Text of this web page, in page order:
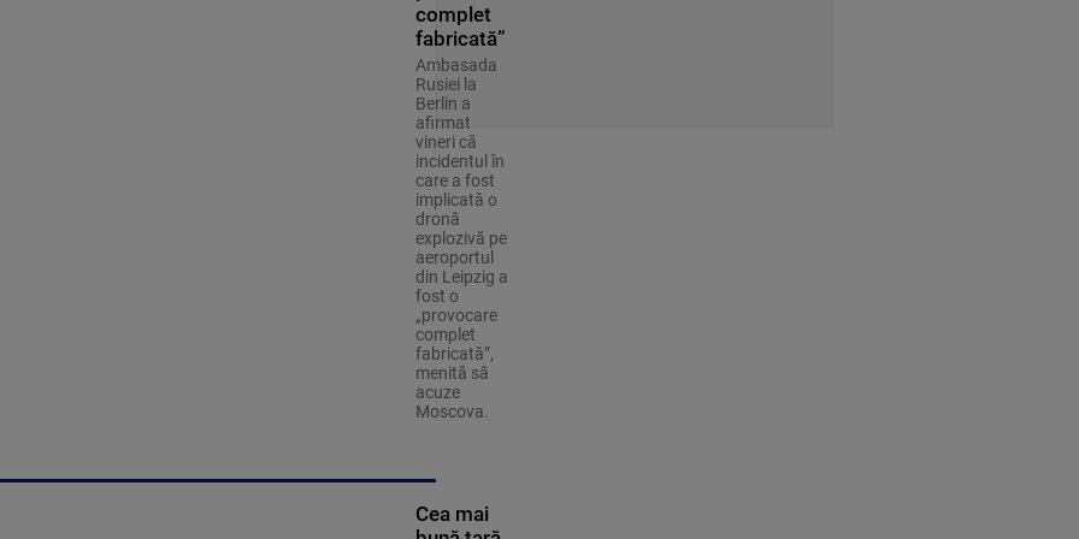
complet
fabricată”
Ambasada
Rusiei la
Berlin a
afirmat
vineri că
incidentul în
care a fost
implicată o
dronă
explozivă pe
aeroportul
din Leipzig a
fost o
„provocare
complet
fabricată”,
menită să
acuze
Moscova.
Cea mai